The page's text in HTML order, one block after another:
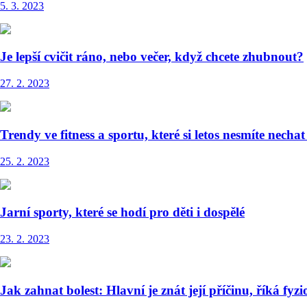
5. 3. 2023
Je lepší cvičit ráno, nebo večer, když chcete zhubnout?
27. 2. 2023
Trendy ve fitness a sportu, které si letos nesmíte
25. 2. 2023
Jarní sporty, které se hodí pro děti i dospělé
23. 2. 2023
Jak zahnat bolest: Hlavní je znát její příčinu, říká